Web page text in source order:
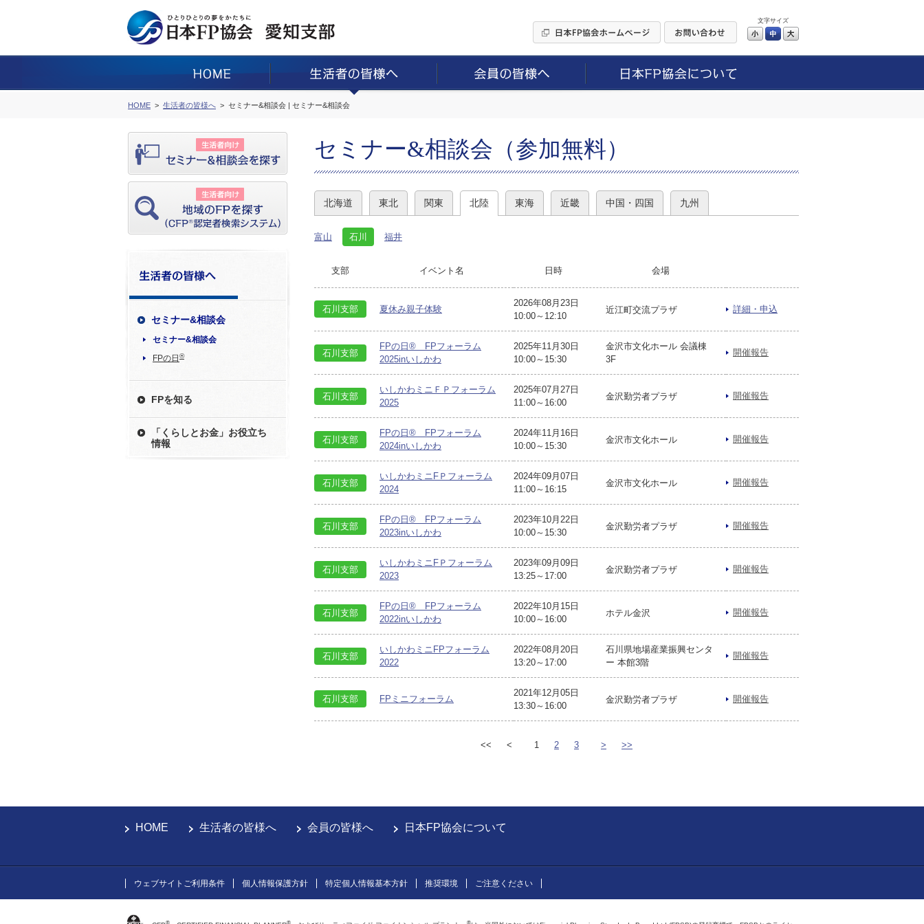
文字サイズ
小 中
HOME 生活者の皆様へ セミナー&相談会 | セミナー&相談会
セミナー&相談会
セミナー&相談会
FPの日 ®
FPを知る
「くらしとお金」お役立ち
情報
セミナー&相談会（参加無料）
北海道 東北 関東 北陸 東海 近畿 中国・四国 九州
富山 石川 福井
支部 イベント名 日時 会場
石川支部 夏休み親子体験
2026年08月23日
10:00～12:10
近江町交流プラザ 詳細・申込
石川支部
FPの日® FPフォーラム
2025inいしかわ
2025年11月30日
10:00～15:30
金沢市文化ホール 会議棟
3F
開催報告
石川支部
いしかわミニＦＰフォーラム
2025
2025年07月27日
11:00～16:00
金沢勤労者プラザ 開催報告
石川支部
FPの日® FPフォーラム
2024inいしかわ
2024年11月16日
10:00～15:30
金沢市文化ホール 開催報告
石川支部
いしかわミニFＰフォーラム
2024
2024年09月07日
11:00～16:15
金沢市文化ホール 開催報告
石川支部
FPの日® FPフォーラム
2023inいしかわ
2023年10月22日
10:00～15:30
金沢勤労者プラザ 開催報告
石川支部
いしかわミニFＰフォーラム
2023
2023年09月09日
13:25～17:00
金沢勤労者プラザ 開催報告
石川支部
FPの日® FPフォーラム
2022inいしかわ
2022年10月15日
10:00～16:00
ホテル金沢 開催報告
石川支部
いしかわミニFPフォーラム
2022
2022年08月20日
13:20～17:00
石川県地場産業振興センタ
ー 本館3階
開催報告
石川支部 FPミニフォーラム
2021年12月05日
13:30～16:00
金沢勤労者プラザ 開催報告
<< < 1 2 3 > >>
HOME 生活者の皆様へ 会員の皆様へ 日本FP協会について
ウェブサイトご利用条件 個人情報保護方針 特定個人情報基本方針 推奨環境 ご注意ください
® ® ®